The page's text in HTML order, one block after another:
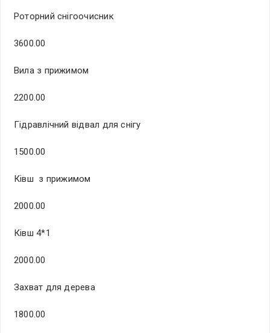
Роторний снігоочисник
3600.00
Вила з прижимом
2200.00
Гідравлічний відвал для снігу
1500.00
Ківш з прижимом
2000.00
Ківш 4*1
2000.00
Захват для дерева
1800.00